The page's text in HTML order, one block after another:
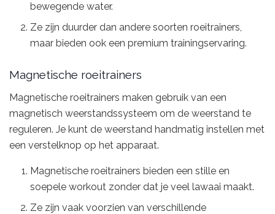
bewegende water.
Ze zijn duurder dan andere soorten roeitrainers,
maar bieden ook een premium trainingservaring.
Magnetische roeitrainers
Magnetische roeitrainers maken gebruik van een
magnetisch weerstandssysteem om de weerstand te
reguleren. Je kunt de weerstand handmatig instellen met
een verstelknop op het apparaat.
Magnetische roeitrainers bieden een stille en
soepele workout zonder dat je veel lawaai maakt.
Ze zijn vaak voorzien van verschillende